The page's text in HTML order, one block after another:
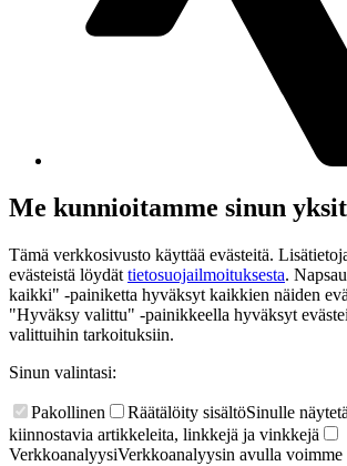
Me kunnioitamme sinun
Tämä verkkosivusto käyttää evästeitä.
evästeistä löydät tietosuojailmoituksesta.
kaikki" -painiketta hyväksyt kaikkien näiden
"Hyväksy valittu" -painikkeella hyväksyt
valittuihin tarkoituksiin.
Sinun valintasi:
Pakollinen Räätälöity sisältöSinulle
kiinnostavia artikkeleita, linkkejä ja vinkkejä
VerkkoanalyysiVerkkoanalyysin avulla voimme